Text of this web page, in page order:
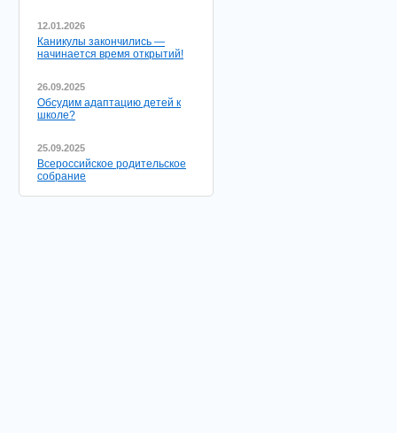
12.01.2026
Каникулы закончились —
начинается время открытий!
26.09.2025
Обсудим адаптацию детей к
школе?
25.09.2025
Всероссийское родительское
собрание